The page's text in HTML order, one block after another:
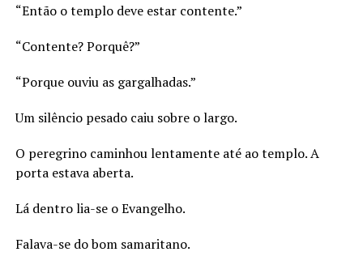
“Então o templo deve estar contente.”
“Contente? Porquê?”
“Porque ouviu as gargalhadas.”
Um silêncio pesado caiu sobre o largo.
O peregrino caminhou lentamente até ao templo. A
porta estava aberta.
Lá dentro lia-se o Evangelho.
Falava-se do bom samaritano.